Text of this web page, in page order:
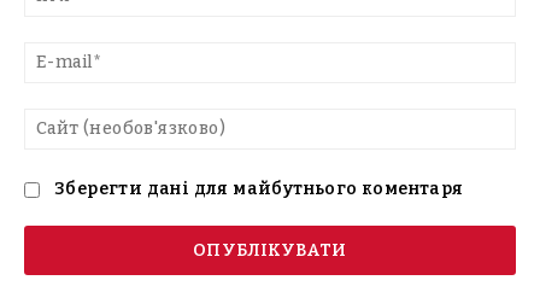
Зберегти дані для майбутнього коментаря